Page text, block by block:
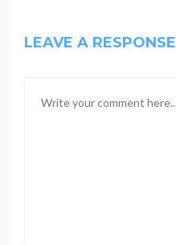
LEAVE A RESPONSE